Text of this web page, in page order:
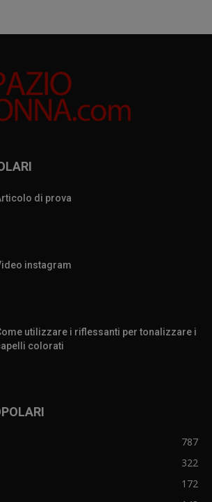
di prova
instagram
utilizzare i riflessanti per tonalizzare i
colorati
787
322
172